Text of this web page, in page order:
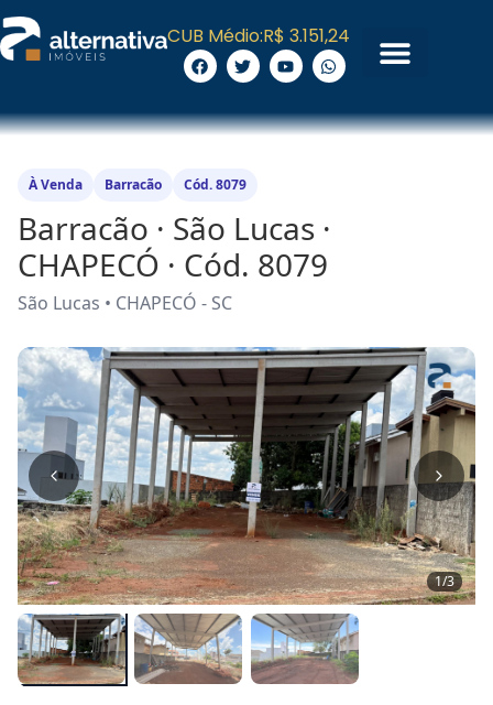
CUB Médio:R$ 3.151,24
À Venda Barracão Cód. 8079
Barracão · São Lucas ·
CHAPECÓ · Cód. 8079
São Lucas • CHAPECÓ - SC
1/3